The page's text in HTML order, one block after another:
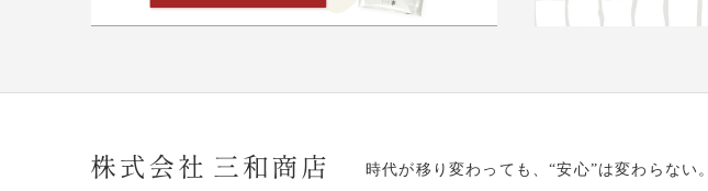
時代が移り変わっても、“安心”は変わらない。